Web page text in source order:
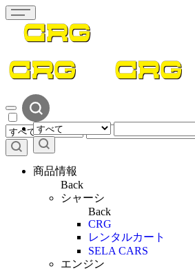
商品情報
Back
シャーシ
Back
CRG
レンタルカート
SELA CARS
エンジン